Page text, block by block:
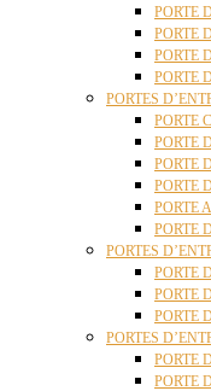
PORTE
PORTE
PORTE
PORTE
PORTES
PORTE
PORTE
PORTE
PORTE
PORTE
PORTE
PORTES
PORTE
PORTE
PORTE
PORTES
PORTE
PORTE